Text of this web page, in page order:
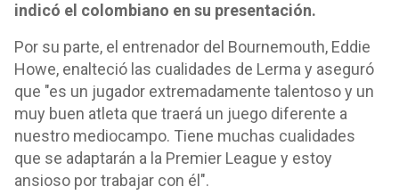
indicó el colombiano en su presentación.
Por su parte, el entrenador del Bournemouth, Eddie
Howe, enalteció las cualidades de Lerma y aseguró
que "es un jugador extremadamente talentoso y un
muy buen atleta que traerá un juego diferente a
nuestro mediocampo. Tiene muchas cualidades
que se adaptarán a la Premier League y estoy
ansioso por trabajar con él".